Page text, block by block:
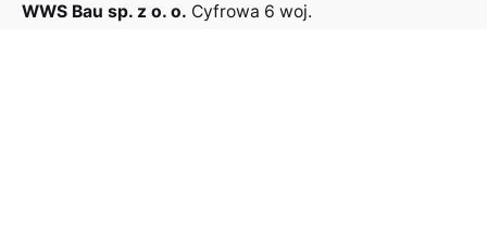
WWS Bau sp. z o. o. Cyfrowa 6 woj.